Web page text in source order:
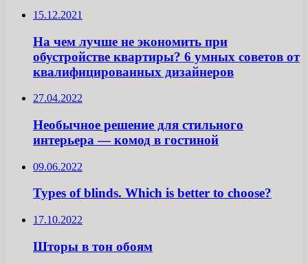
15.12.2021
На чем лучше не экономить при
обустройстве квартиры? 6 умных советов от
квалифицированных дизайнеров
27.04.2022
Необычное решение для стильного
интерьера — комод в гостиной
09.06.2022
Types of blinds. Which is better to choose?
17.10.2022
Шторы в тон обоям